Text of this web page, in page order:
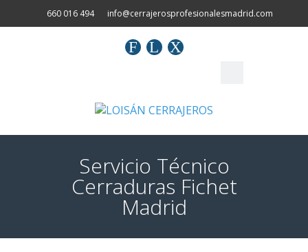
660 016 494 info@cerrajerosprofesionalesmadrid.com
F L X
Servicio Técnico
Cerraduras Fichet
Madrid